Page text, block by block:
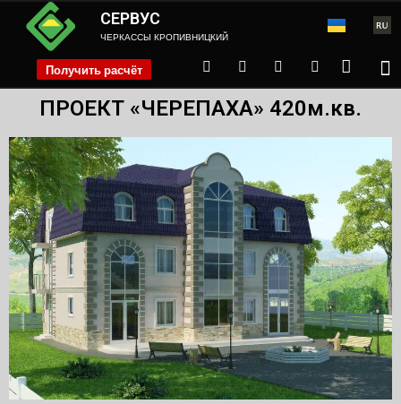
СЕРВУС
ЧЕРКАССЫ КРОПИВНИЦКИЙ
Получить расчёт phone
ПРОЕКТ «ЧЕРЕПАХА» 420м.кв.